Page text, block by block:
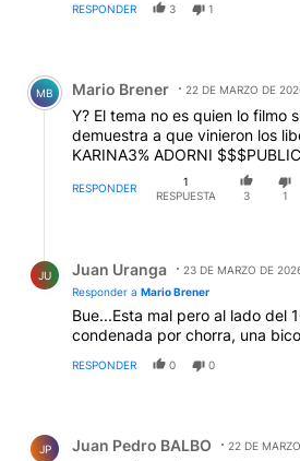
RESPONDER 3 1
Comentario de Mario Brener.
MB Mario Brener 22 DE MARZO DE
Y? El tema no es quien lo filmo
demuestra a que vinieron los
KARINA3% ADORNI
RESPONDER
1
RESPUESTA
3 1
JU Juan Uranga
23 DE MARZO DE
Responder a Mario Brener
Bue...Esta mal pero al lado del
condenada por chorra, una
RESPONDER 0 0
JP Juan Pedro BALBO 22 DE